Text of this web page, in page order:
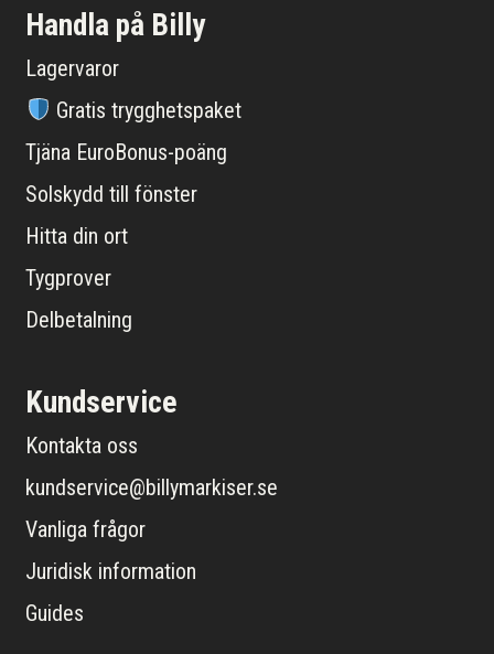
Handla på Billy
Lagervaror
Gratis trygghetspaket
Tjäna EuroBonus-poäng
Solskydd till fönster
Hitta din ort
Tygprover
Delbetalning
Kundservice
Kontakta oss
kundservice@billymarkiser.se
Vanliga frågor
Juridisk information
Guides